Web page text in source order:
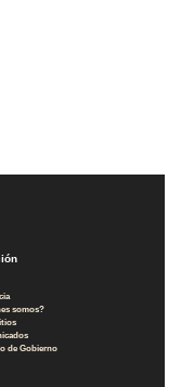
somos?
de Gobierno